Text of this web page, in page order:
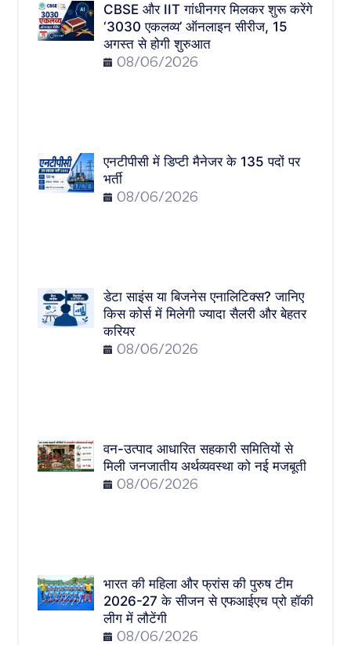
CBSE और IIT गांधीनगर मिलकर शुरू करेंगे
‘3030 एकलव्य’ ऑनलाइन सीरीज, 15
अगस्त से होगी शुरुआत
08/06/2026
एनटीपीसी में डिप्टी मैनेजर के 135 पदों पर
भर्ती
08/06/2026
डेटा साइंस या बिजनेस एनालिटिक्स? जानिए
किस कोर्स में मिलेगी ज्यादा सैलरी और बेहतर
करियर
08/06/2026
वन-उत्पाद आधारित सहकारी समितियों से
मिली जनजातीय अर्थव्यवस्था को नई मजबूती
08/06/2026
भारत की महिला और फ्रांस की पुरुष टीम
2026-27 के सीजन से एफआईएच प्रो हॉकी
लीग में लौटेंगी
08/06/2026